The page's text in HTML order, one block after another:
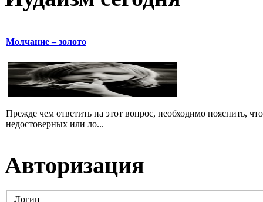
Молчание – золото
Прежде чем ответить на этот вопрос, необходимо пояснить,
недостоверных или ло...
Авторизация
Логин